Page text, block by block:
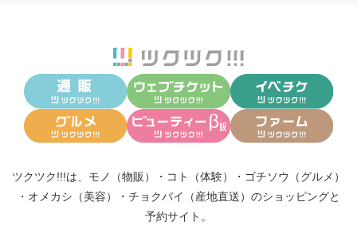
ツクツク!!!は、 モノ（物販） ・ コト（体験） ・ ゴチソウ（グルメ）
・ オメカシ（美容） ・ チョクバイ（産地直送） のショッピングと
予約サイト。